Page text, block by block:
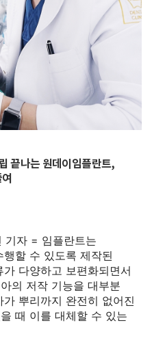
끝나는 원데이임플란트,
기자 = 임플란트는
할 수 있도록 제작된
다양하고 보편화되면서
의 저작 기능을 대부분
뿌리까지 완전히 없어진
때 이를 대체할 수 있는